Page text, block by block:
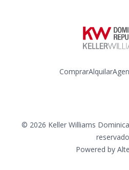
ComprarAlquilar
© 2026 Keller Williams
Powered by